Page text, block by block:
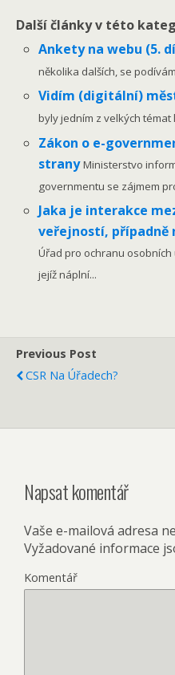
Další články v této
Ankety na webu (5.
několika dalších, se
Vidím (digitální)
byly jedním z velkých témat
Zákon o e-
stranyMinisterstvo
governmentu se zájmem
Jaka je interakce
veřejností, případně
Úřad pro ochranu
jejíž náplní...
Previous Post
CSR Na Úřadech?
Napsat komentář
Vaše e-mailová adresa
Vyžadované informace
Komentář